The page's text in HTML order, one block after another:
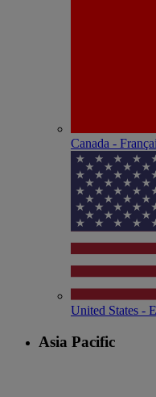
Canada -
United States -
Asia Pacific